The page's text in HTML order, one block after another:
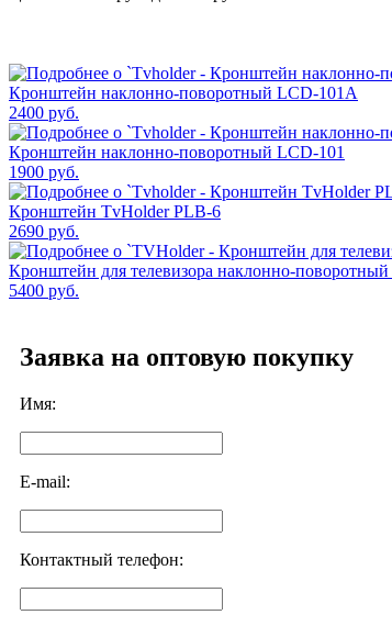
Кронштейн наклонно-поворотный LCD-101A
2400 руб.
Кронштейн наклонно-поворотный LCD-101
1900 руб.
Кронштейн TvHolder PLB-6
2690 руб.
Кронштейн для телевизора наклонно-
5400 руб.
Заявка на оптовую покупку
Имя:
E-mail:
Контактный телефон: